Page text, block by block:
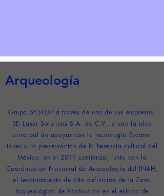
Arqueología
Grupo SYSTOP a través de una de sus empresas,
3D Laser Solutions S.A. de C.V., y con la idea
principal de apoyar con la tecnología Escáner
Láser a la preservación de la herencia cultural del
México, en el 2011 comienza, junto con la
Coordinación Nacional de Arqueología del INAH,
el levantamiento de alta definición de la Zona
Arqueológica de Xochicalco en el estado de